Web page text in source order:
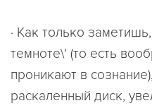
· Как только
темноте\' (то есть
проникают в
раскаленный диск,